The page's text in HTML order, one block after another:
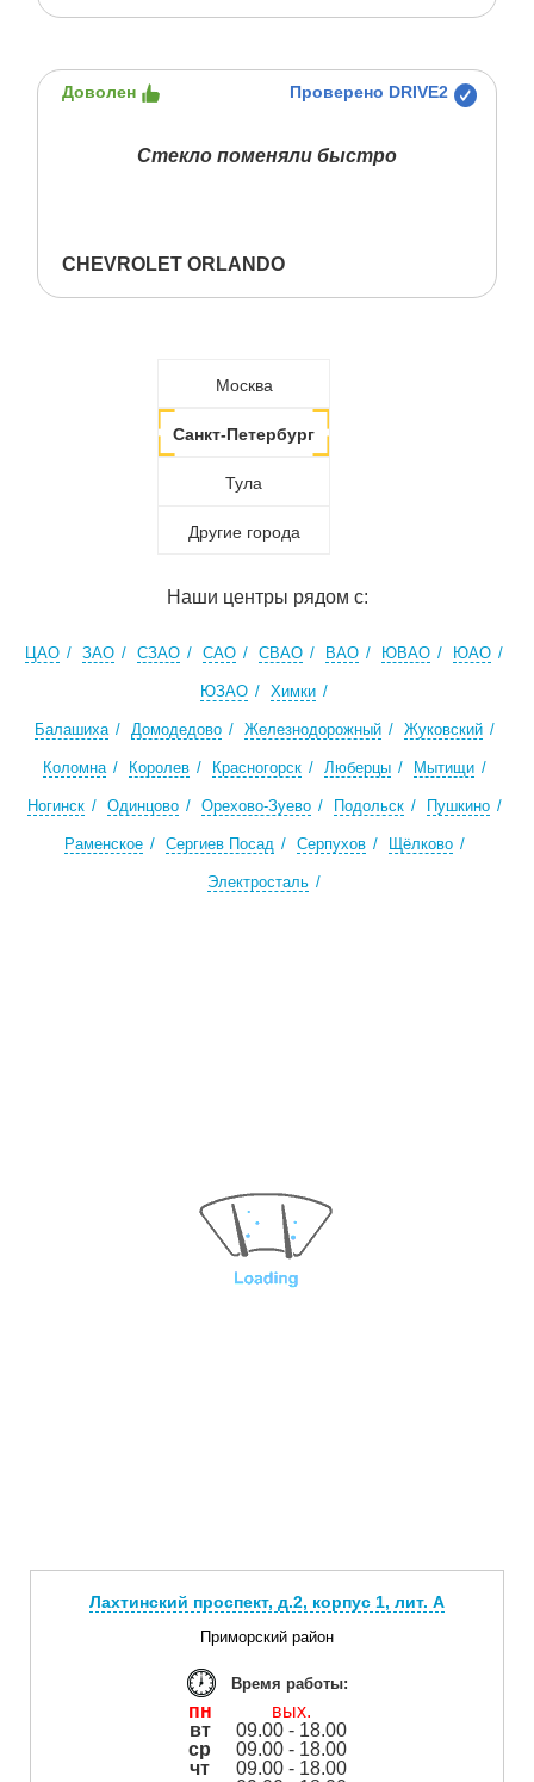
Доволен Проверено DRIVE2
Стекло поменяли быстро
CHEVROLET ORLANDO
Москва
Санкт-Петербург
Тула
Другие города
Наши центры рядом с:
ЦАО ЗАО СЗАО САО СВАО ВАО ЮВАО ЮАО
ЮЗАО Химки
Балашиха Домодедово Железнодорожный Жуковский
Коломна Королев Красногорск Люберцы Мытищи
Ногинск Одинцово Орехово-Зуево Подольск Пушкино
Раменское Сергиев Посад Серпухов Щёлково
Электросталь
Лахтинский проспект, д.2, корпус 1, лит. А
Приморский район
Время работы:
пн
вых.
вт
09.00 - 18.00
ср
09.00 - 18.00
чт
09.00 - 18.00